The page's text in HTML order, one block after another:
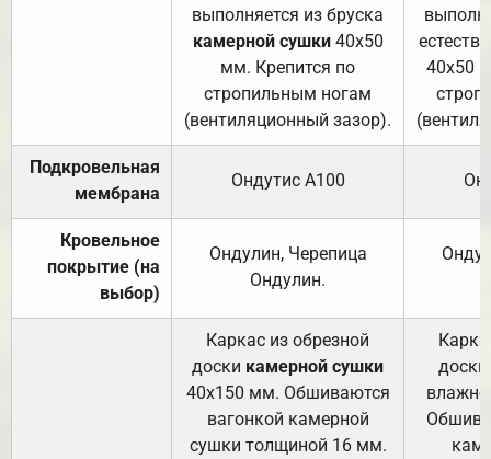
выполняется из бруска
камерной сушки40х50
мм. Крепится по
стропильным ногам
(вентиляционный зазор).
40х50
Подкровельная
мембрана
Ондутис А100
Кровельное
покрытие (на
выбор)
Ондулин, Черепица
Ондулин.
Каркас из обрезной
доски камерной сушки
40х150 мм. Обшиваются
вагонкой камерной
сушки толщиной 16 мм.
доски